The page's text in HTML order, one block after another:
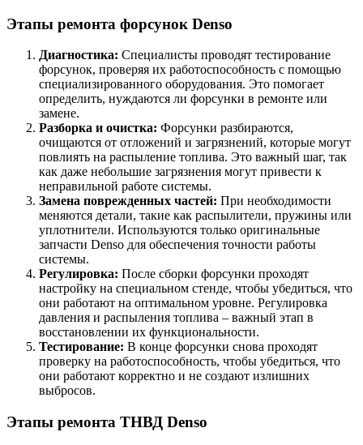
Этапы ремонта форсунок Denso
Диагностика: Специалисты проводят тестирование
форсунок, проверяя их работоспособность с помощью
специализированного оборудования. Это помогает
определить, нуждаются ли форсунки в ремонте или
замене.
Разборка и очистка: Форсунки разбираются,
очищаются от отложений и загрязнений, которые могут
повлиять на распыление топлива. Это важный шаг, так
как даже небольшие загрязнения могут привести к
неправильной работе системы.
Замена поврежденных частей: При необходимости
меняются детали, такие как распылители, пружины или
уплотнители. Используются только оригинальные
запчасти Denso для обеспечения точности работы
системы.
Регулировка: После сборки форсунки проходят
настройку на специальном стенде, чтобы убедиться, что
они работают на оптимальном уровне. Регулировка
давления и распыления топлива – важный этап в
восстановлении их функциональности.
Тестирование: В конце форсунки снова проходят
проверку на работоспособность, чтобы убедиться, что
они работают корректно и не создают излишних
выбросов.
Этапы ремонта ТНВД Denso